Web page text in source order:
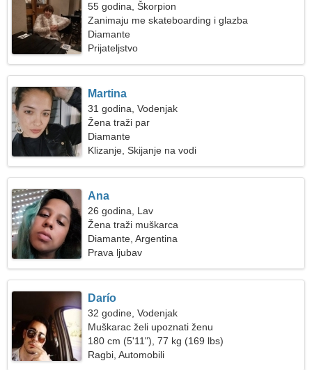
55 godina, Škorpion
Zanimaju me skateboarding i glazba
Diamante
Prijateljstvo
Martina
31 godina, Vodenjak
Žena traži par
Diamante
Klizanje, Skijanje na vodi
Ana
26 godina, Lav
Žena traži muškarca
Diamante, Argentina
Prava ljubav
Darío
32 godine, Vodenjak
Muškarac želi upoznati ženu
180 cm (5'11"), 77 kg (169 lbs)
Ragbi, Automobili